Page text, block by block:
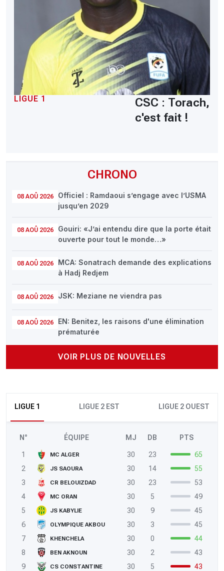
CHRONO
08 AOÛ 2026
Officiel : Ramdaoui s’engage avec l’USMA
jusqu’en 2029
08 AOÛ 2026
Gouiri: «J’ai entendu dire que la porte était
ouverte pour tout le monde…»
08 AOÛ 2026
MCA: Sonatrach demande des explications
à Hadj Redjem
08 AOÛ 2026 JSK: Meziane ne viendra pas
08 AOÛ 2026
EN: Benitez, les raisons d'une élimination
prématurée
VOIR PLUS DE NOUVELLES
LIGUE 1 LIGUE 2 EST LIGUE 2 OUEST
N° ÉQUIPE MJ DB PTS
1 MC ALGER 30 23
65
2
JS SAOURA 30 14
55
3
CR BELOUIZDAD 30 23
53
4
MC ORAN 30 5
49
5
JS KABYLIE 30 9
45
6
OLYMPIQUE AKBOU 30 3
45
7
KHENCHELA 30 0
44
8
BEN AKNOUN 30 2
43
9
CS CONSTANTINE 30 5
43
LIGUE 1
CSC : Torach,
c'est fait !